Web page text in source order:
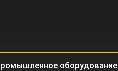
оборудование